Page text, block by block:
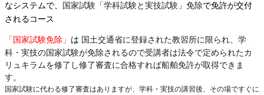
なシステムで、
国家試験「学科試験と実技試験」免除で免許が交付
されるコース
「国家試験免除」 は 国土交通省に登録された教習所に限られ、学
科・実技の国家試験が免除されるので受講者は法令で定められたカ
リュキラムを修了し修了審査に合格すれば船舶免許が取得できま
す。
国家試験に代わる修了審査はありますが、学科・実技の講習後、 その場ですぐに